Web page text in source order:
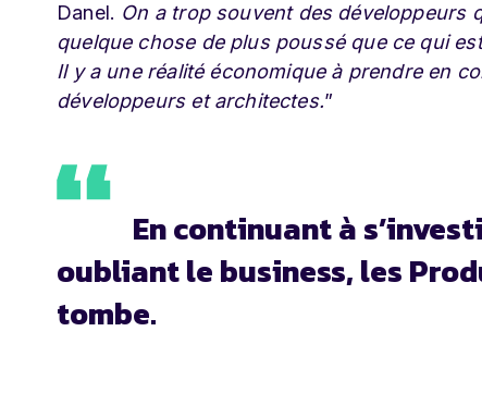
Danel. On a trop souvent des développeurs
quelque chose de plus poussé que ce qui
Il y a une réalité économique à prendre en
développeurs et architectes.”
En continuant à
oubliant le business, les
tombe.